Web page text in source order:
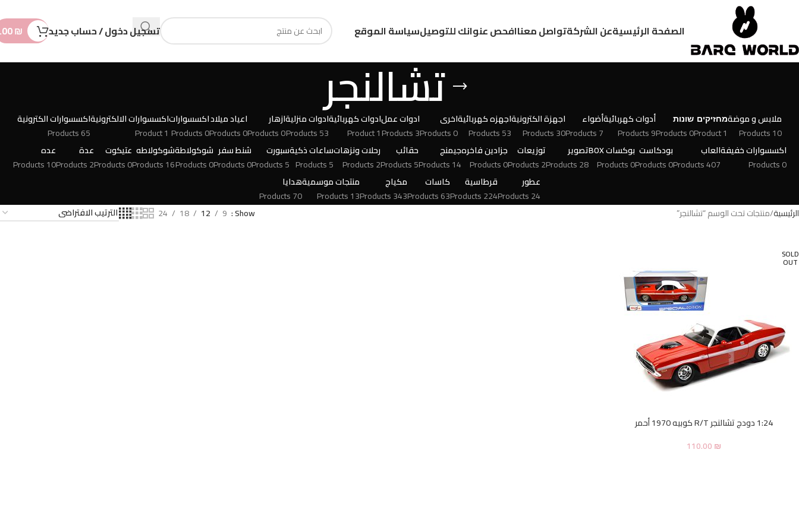
الصفحة الرئيسيةعن الشركةتواصل معناافحص عنوانك للتوصيلسياسة الموقع تسجيل دخول / حساب جديد ₪
تشالنجر
ملابس و موضة
10 Products
מחזיקים
1 Product
שונות
0 Products
أدوات كهربائية
9 Products
أضواء
7 Products
اجهزة الكترونية
30 Products
اجهزه كهربائية
53 Products
اخرى
0 Products
ادوات عمل
3 Products
ادوات كهربائية
1 Product
ادوات منزلية
53 Products
ازهار
0 Products
اعياد ميلاد
0 Products
اكسسوارات
0 Products
اكسسوارات الالكترونية
1 Product
اكسسوارات الكترونية
65 Products
اكسسوارات خفيفة
0 Products
العاب
407 Products
بودكاست
0 Products
بوكسات BOX
0 Products
تصوير
28 Products
توزيعات
2 Products
جزادين فاخره
0 Products
جيمنج
14 Products
حقائب
5 Products
رحلات ونزهات
2 Products
ساعات ذكية
5 Products
سبورت
5 Products
شنط سفر
0 Products
شوكولاطة
0 Products
شوكولاطه
16 Products
عتيكوت
0 Products
عدة
2 Products
عده
10 Products
عطور
24 Products
قرطاسية
224 Products
كاسات
63 Products
مكياج
343 Products
منتجات موسمية
13 Products
هدايا
70 Products
الرئيسية منتجات تحت الوسم “تشالنجر” Show
9
12
18
24
SOLD
OUT
1:24 دودج تشالنجر R/T كوبيه 1970 أحمر
110.00₪